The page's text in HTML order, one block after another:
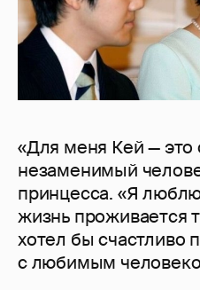
«Для меня Кей —
незаменимый
принцесса. «Я
жизнь проживается
хотел бы счастливо
с любимым